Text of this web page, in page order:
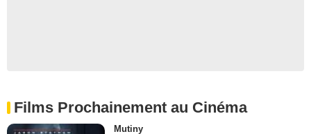
Films Prochainement au Cinéma
Mutiny